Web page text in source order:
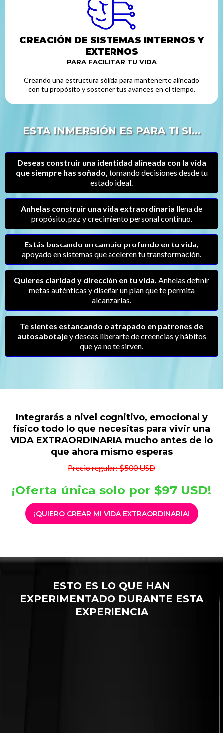
CREACIÓN DE SISTEMAS INTERNOS Y
EXTERNOS
PARA FACILITAR TU VIDA
Creando una estructura sólida para mantenerte alineado
con tu propósito y sostener tus avances en el tiempo.
ESTA INMERSIÓN ES PARA TI SI...
Deseas construir una identidad alineada con la vida
que siempre has soñado, tomando decisiones desde tu
estado ideal.
Anhelas construir una vida extraordinaria llena de
propósito, paz y crecimiento personal continuo.
Estás buscando un cambio profundo en tu vida,
apoyado en sistemas que aceleren tu transformación.
Quieres claridad y dirección en tu vida. Anhelas definir
metas auténticas y diseñar un plan que te permita
alcanzarlas.
Te sientes estancando o atrapado en patrones de
autosabotajey deseas liberarte de creencias y hábitos
que ya no te sirven.
Integrarás a nivel cognitivo, emocional y
físico todo lo que necesitas para vivir una
VIDA EXTRAORDINARIA mucho antes de lo
que ahora mismo esperas
Precio regular: $500 USD
¡Oferta única solo por $97 USD!
¡QUIERO CREAR MI VIDA EXTRAORDINARIA!
ESTO ES LO QUE HAN
EXPERIMENTADO DURANTE ESTA
EXPERIENCIA